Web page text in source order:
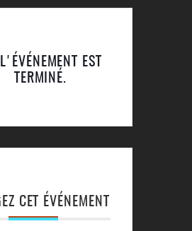
L'ÉVÉNEMENT EST
TERMINÉ.
CET ÉVÉNEMENT